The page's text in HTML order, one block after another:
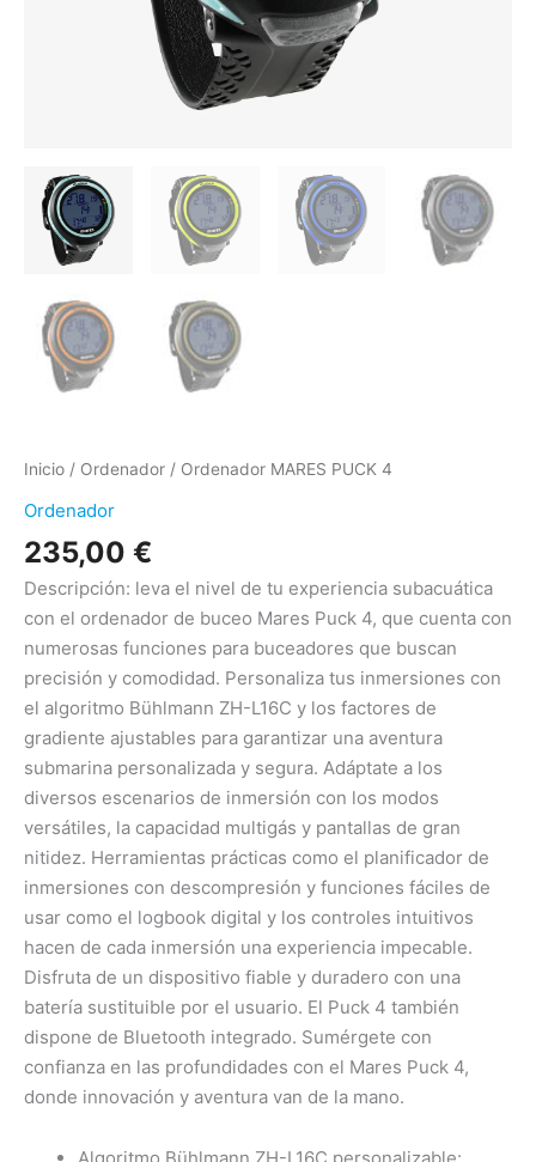
Inicio / Ordenador / Ordenador MARES PUCK 4
Ordenador
235,00 €
Descripción: leva el nivel de tu experiencia subacuática
con el ordenador de buceo Mares Puck 4, que cuenta con
numerosas funciones para buceadores que buscan
precisión y comodidad. Personaliza tus inmersiones con
el algoritmo Bühlmann ZH-L16C y los factores de
gradiente ajustables para garantizar una aventura
submarina personalizada y segura. Adáptate a los
diversos escenarios de inmersión con los modos
versátiles, la capacidad multigás y pantallas de gran
nitidez. Herramientas prácticas como el planificador de
inmersiones con descompresión y funciones fáciles de
usar como el logbook digital y los controles intuitivos
hacen de cada inmersión una experiencia impecable.
Disfruta de un dispositivo fiable y duradero con una
batería sustituible por el usuario. El Puck 4 también
dispone de Bluetooth integrado. Sumérgete con
confianza en las profundidades con el Mares Puck 4,
donde innovación y aventura van de la mano.